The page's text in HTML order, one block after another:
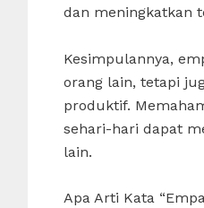
dan meningkatkan
Kesimpulannya,
orang lain, tetapi
produktif.
sehari-hari dapat
lain.
Apa Arti Kata